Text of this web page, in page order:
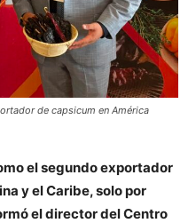
de capsicum en América
el segundo exportador
y el Caribe, solo por
el director del Centro